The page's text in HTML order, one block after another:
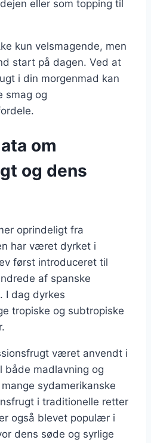
eller som topping til
kun velsmagende, men
start på dagen. Ved at
i din morgenmad kan
smag og
om
og dens
oprindeligt fra
har været dyrket i
først introduceret til
af spanske
I dag dyrkes
tropiske og subtropiske
været anvendt i
både madlavning og
sydamerikanske
i traditionelle retter
også blevet populær i
dens søde og syrlige